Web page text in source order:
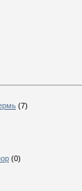
(7)
(0)